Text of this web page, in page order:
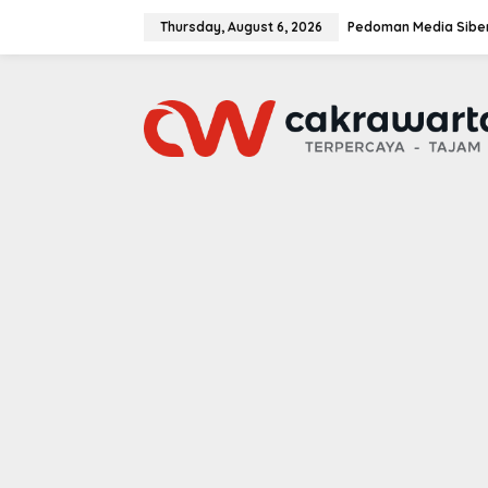
Thursday, August 6, 2026 Pedoman Media